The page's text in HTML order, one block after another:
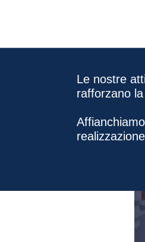
Le nostre
rafforzano